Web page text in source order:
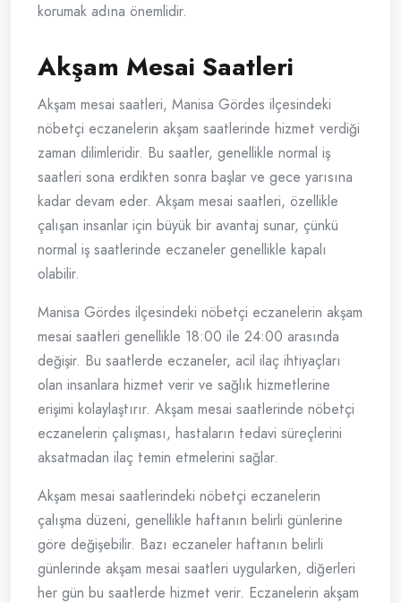
korumak adına önemlidir.
Akşam Mesai Saatleri
Akşam mesai saatleri, Manisa Gördes ilçesindeki
nöbetçi eczanelerin akşam saatlerinde hizmet verdiği
zaman dilimleridir. Bu saatler, genellikle normal iş
saatleri sona erdikten sonra başlar ve gece yarısına
kadar devam eder. Akşam mesai saatleri, özellikle
çalışan insanlar için büyük bir avantaj sunar, çünkü
normal iş saatlerinde eczaneler genellikle kapalı
olabilir.
Manisa Gördes ilçesindeki nöbetçi eczanelerin akşam
mesai saatleri genellikle 18:00 ile 24:00 arasında
değişir. Bu saatlerde eczaneler, acil ilaç ihtiyaçları
olan insanlara hizmet verir ve sağlık hizmetlerine
erişimi kolaylaştırır. Akşam mesai saatlerinde nöbetçi
eczanelerin çalışması, hastaların tedavi süreçlerini
aksatmadan ilaç temin etmelerini sağlar.
Akşam mesai saatlerindeki nöbetçi eczanelerin
çalışma düzeni, genellikle haftanın belirli günlerine
göre değişebilir. Bazı eczaneler haftanın belirli
günlerinde akşam mesai saatleri uygularken, diğerleri
her gün bu saatlerde hizmet verir. Eczanelerin akşam